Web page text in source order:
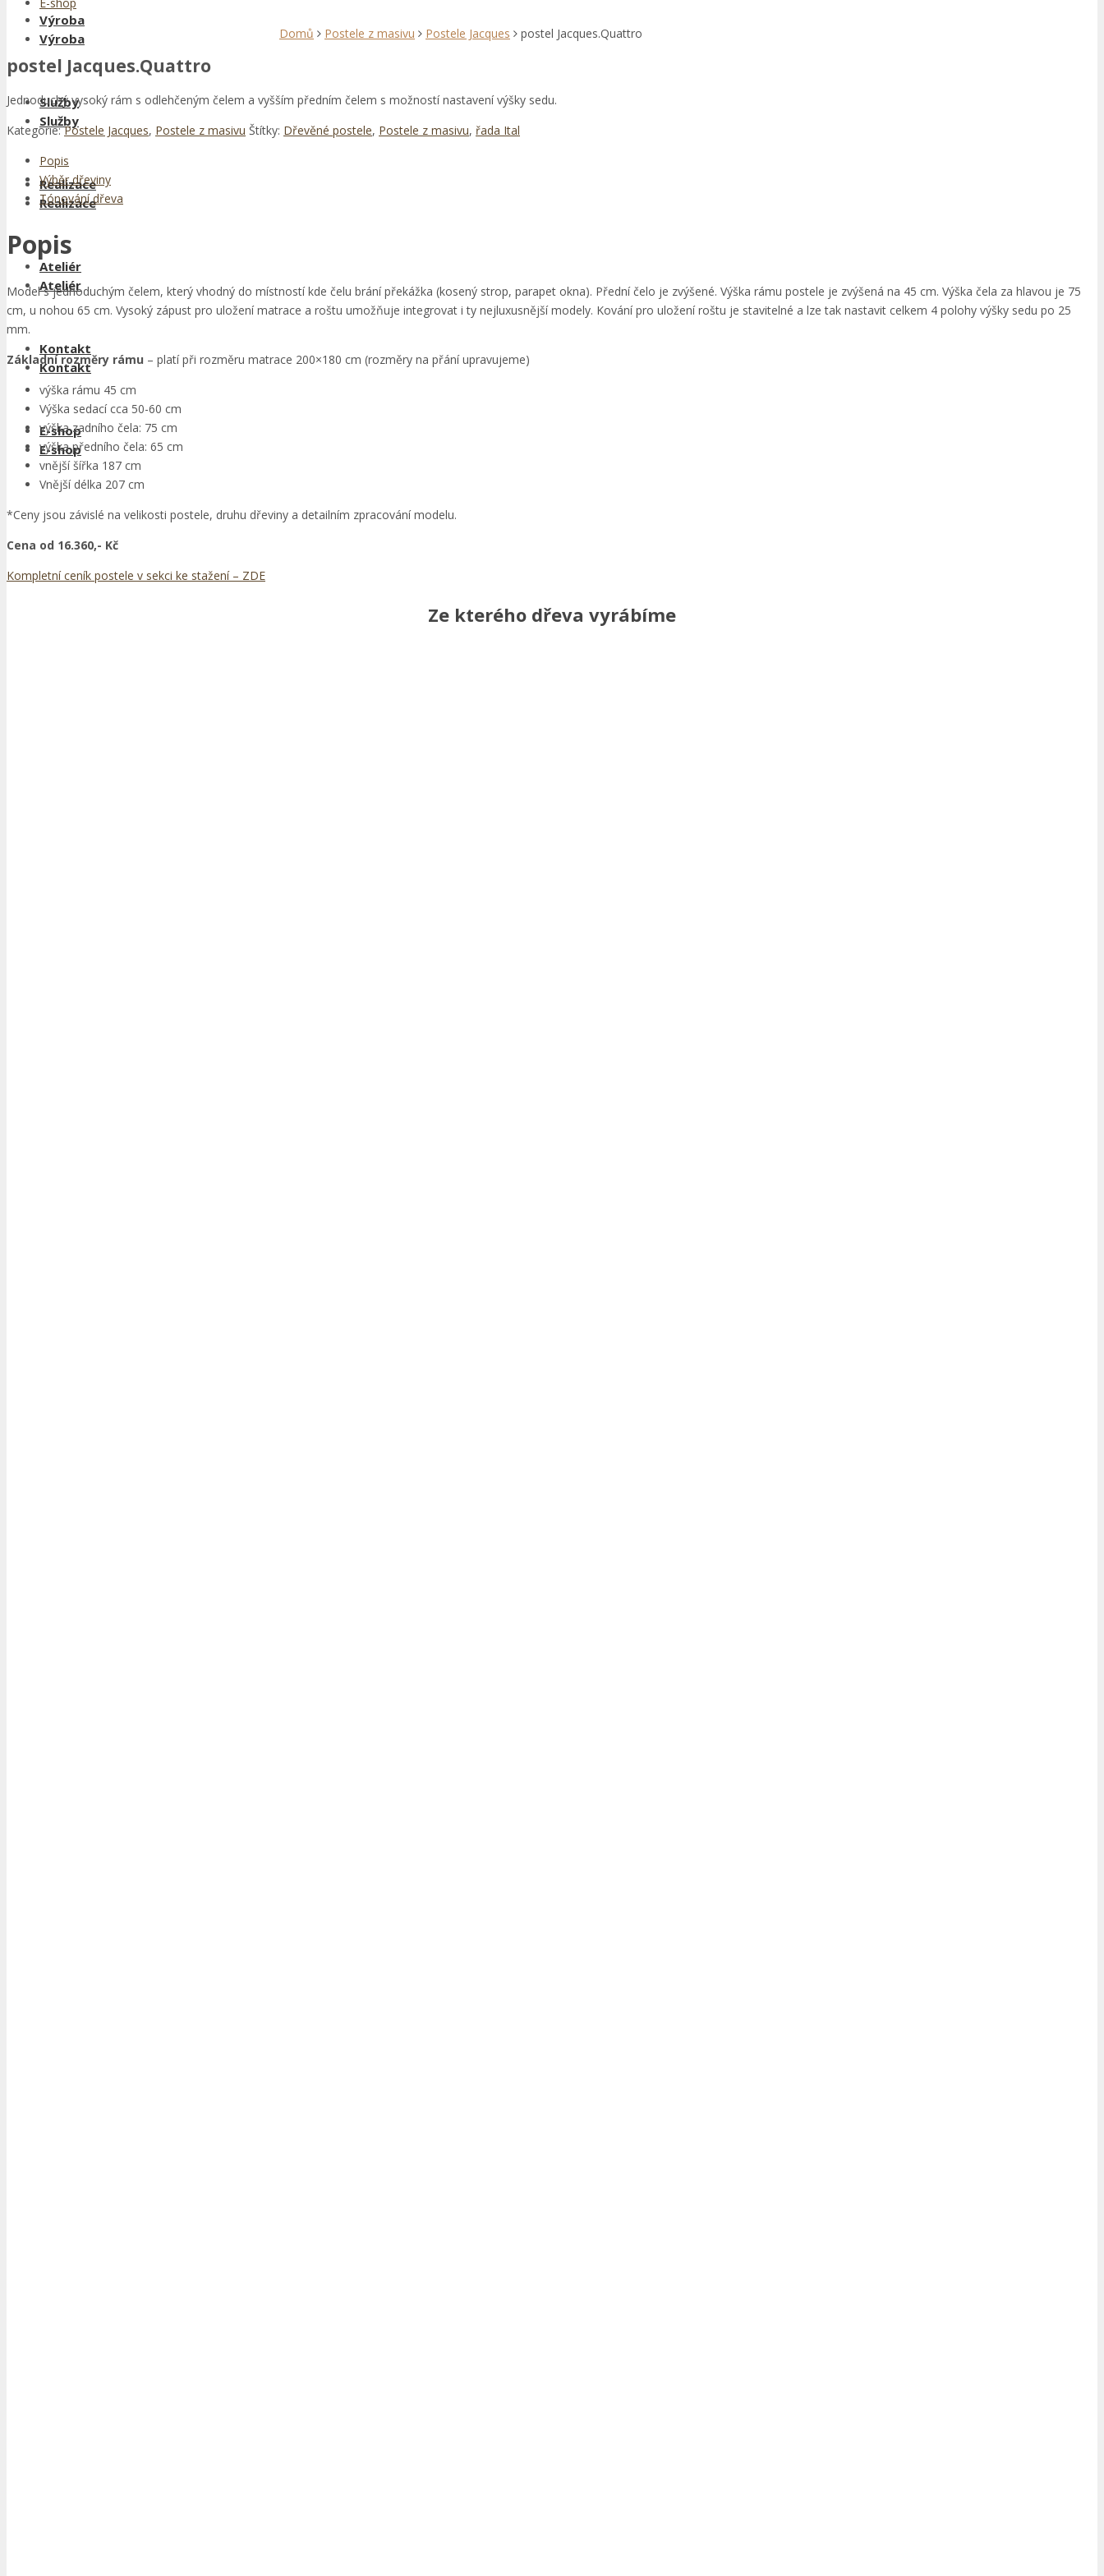
Výroba
Služby
Realizace
Ateliér
Kontakt
E-shop
Výroba
Služby
Realizace
Ateliér
Kontakt
E-shop
Domů
Postele z masivu Postele Jacques postel Jacques.Quattro
postel Jacques.Quattro
Jednoduchý vysoký rám s odlehčeným čelem a vyšším předním čelem s možností nastavení výšky sedu.
Kategorie:Postele Jacques, Postele z masivu Štítky: Dřevěné postele, Postele z masivu, řada Ital
Popis
Výběr dřeviny
Tónování dřeva
Popis
Model s jednoduchým čelem, který vhodný do místností kde čelu brání překážka (kosený strop, parapet okna). Přední čelo je zvýšené. Výška rámu postele je zvýšená na 45 cm. Výška čela za hlavou je 75
cm, u nohou 65 cm. Vysoký zápust pro uložení matrace a roštu umožňuje integrovat i ty nejluxusnější modely. Kování pro uložení roštu je stavitelné a lze tak nastavit celkem 4 polohy výšky sedu po 25
mm.
Základní rozměry rámu – platí při rozměru matrace 200×180 cm (rozměry na přání upravujeme)
výška rámu 45 cm
Výška sedací cca 50-60 cm
výška zadního čela: 75 cm
výška předního čela: 65 cm
vnější šířka 187 cm
Vnější délka 207 cm
*Ceny jsou závislé na velikosti postele, druhu dřeviny a detailním zpracování modelu.
Cena od 16.360,- Kč
Kompletní ceník postele v sekci ke stažení – ZDE
Ze kterého dřeva vyrábíme